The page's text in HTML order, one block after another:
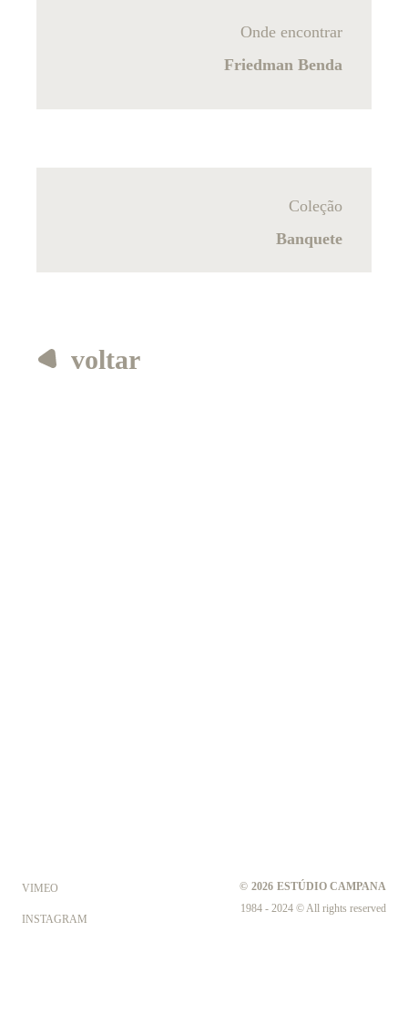
Onde encontrar
Friedman Benda
Coleção
Banquete
voltar
VIMEO
INSTAGRAM
© 2026 ESTÚDIO CAMPANA
1984 - 2024 © All rights reserved